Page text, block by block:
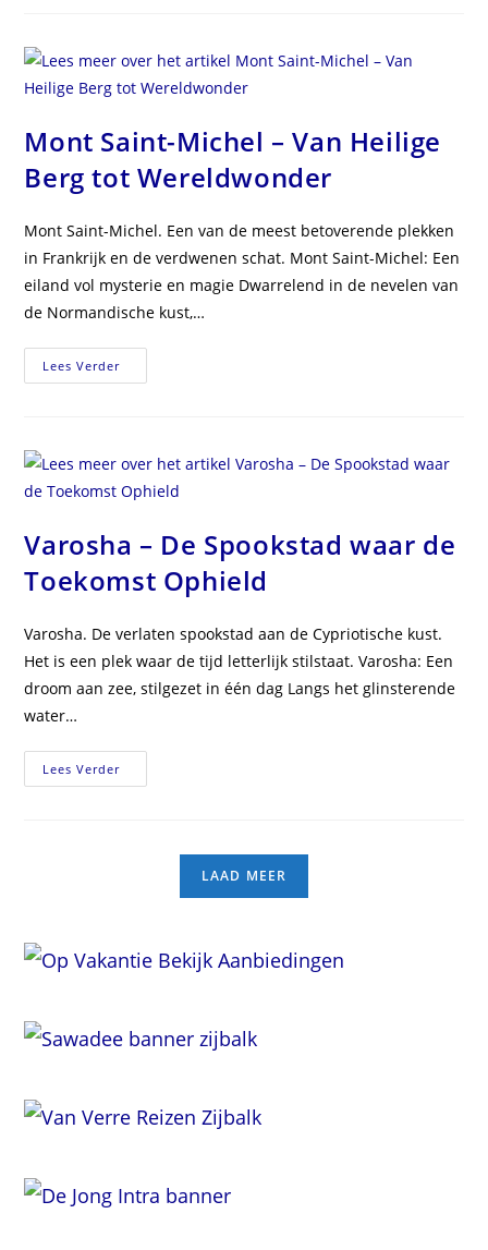
Steile
Heuveltop
Die
De
Vergat
Mont Saint-Michel – Van Heilige
Berg tot Wereldwonder
Mont Saint-Michel. Een van de meest betoverende plekken
in Frankrijk en de verdwenen schat. Mont Saint-Michel: Een
eiland vol mysterie en magie Dwarrelend in de nevelen van
de Normandische kust,…
Lees VerderMont
Saint-
Berg
Tot
Wereldwonder
Varosha – De Spookstad waar de
Toekomst Ophield
Varosha. De verlaten spookstad aan de Cypriotische kust.
Het is een plek waar de tijd letterlijk stilstaat. Varosha: Een
droom aan zee, stilgezet in één dag Langs het glinsterende
water…
Lees VerderVarosha
–
Toekomst
LAAD MEER